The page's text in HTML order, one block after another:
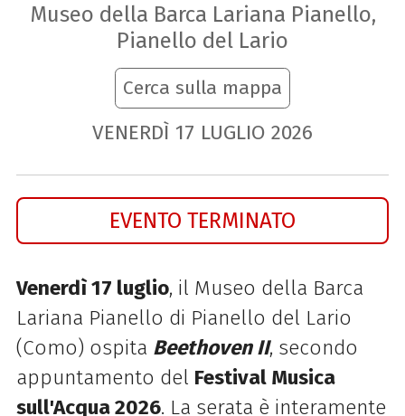
Museo della Barca Lariana Pianello,
Pianello del Lario
Cerca sulla mappa
VENERDÌ 17 LUGLIO 2026
EVENTO TERMINATO
Venerdì 17 luglio, il Museo della Barca
Lariana Pianello di Pianello del Lario
(Como) ospita Beethoven II, secondo
appuntamento del Festival Musica
sull'Acqua 2026. La serata è interamente